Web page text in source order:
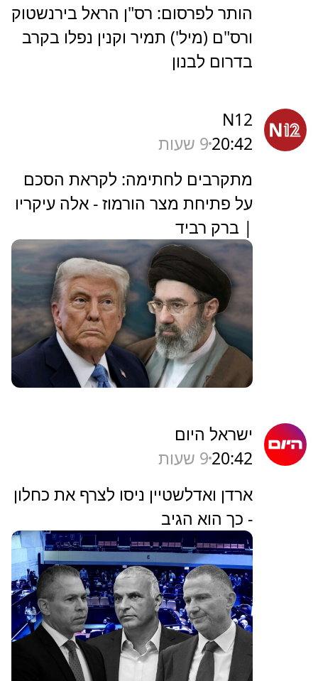
הותר לפרסום: רס"ן הראל בירנשטוק
ורס"ם (מיל') תמיר וקנין נפלו בקרב
בדרום לבנון
N12
20:429 שעות
מתקרבים לחתימה: לקראת הסכם
על פתיחת מצר הורמוז - אלה עיקריו
| ברק רביד
ישראל היום
20:429 שעות
ארדן ואדלשטיין ניסו לצרף את כחלון
- כך הוא הגיב